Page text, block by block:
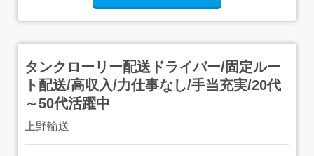
タンクローリー配送ドライバー/固定ルー
ト配送/高収入/力仕事なし/手当充実/20代
～50代活躍中
上野輸送